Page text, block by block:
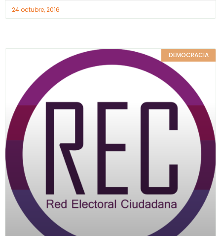
24 octubre, 2016
DEMOCRACIA